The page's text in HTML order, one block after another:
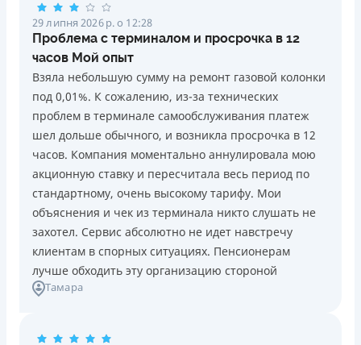
29 липня 2026 р. о 12:28
Проблема с терминалом и просрочка в 12
часов Мой опыт
Взяла небольшую сумму на ремонт газовой колонки
под 0,01%. К сожалению, из-за технических
проблем в терминале самообслуживания платеж
шел дольше обычного, и возникла просрочка в 12
часов. Компания моментально аннулировала мою
акционную ставку и пересчитала весь период по
стандартному, очень высокому тарифу. Мои
объяснения и чек из терминала никто слушать не
захотел. Сервис абсолютно не идет навстречу
клиентам в спорных ситуациях. Пенсионерам
лучше обходить эту организацию стороной
Тамара